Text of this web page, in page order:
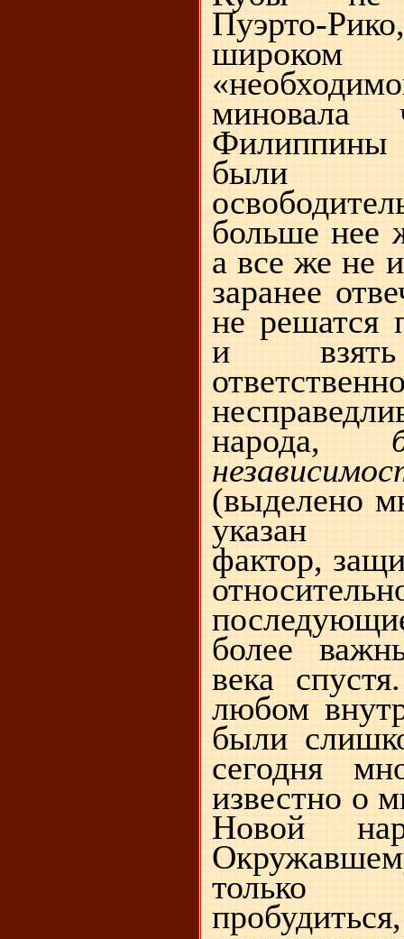
Пуэрто-
были
больше нее
а все же не
заранее
не решатся
и
народа,
(выделено
указан
фактор,
более
века
любом
были
сегодня
известно о
Новой
только